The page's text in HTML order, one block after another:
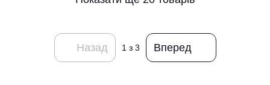
Назад 1 з 3 Вперед